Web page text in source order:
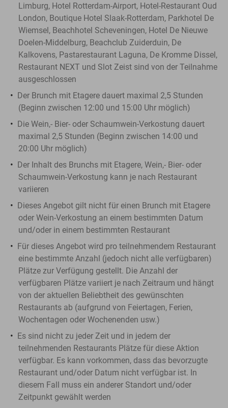
Limburg, Hotel Rotterdam-Airport, Hotel-Restaurant Oud
London, Boutique Hotel Slaak-Rotterdam, Parkhotel De
Wiemsel, Beachhotel Scheveningen, Hotel De Nieuwe
Doelen-Middelburg, Beachclub Zuiderduin, De
Kalkovens, Pastarestaurant Laguna, De Kromme Dissel,
Restaurant NEXT und Slot Zeist sind von der Teilnahme
ausgeschlossen
Der ​Brunch mit Etagere dauert maximal 2,5 Stunden
(Beginn zwischen 12:00 und 15:00 Uhr möglich)
Die Wein,- Bier- oder Schaumwein-Verkostung dauert
maximal 2,5 Stunden (Beginn zwischen 14:00 und
20:00 Uhr möglich)
Der Inhalt des ​Brunchs mit Etagere, Wein,- Bier- oder
Schaumwein-Verkostung kann je nach Restaurant
variieren
Dieses Angebot gilt nicht für einen Brunch mit Etagere
oder Wein-Verkostung an einem bestimmten Datum
und/oder in einem bestimmten Restaurant
Für dieses Angebot wird pro teilnehmendem Restaurant
eine bestimmte Anzahl (jedoch nicht alle verfügbaren)
Plätze zur Verfügung gestellt. Die Anzahl der
verfügbaren Plätze variiert je nach Zeitraum und hängt
von der aktuellen Beliebtheit des gewünschten
Restaurants ab (aufgrund von Feiertagen, Ferien,
Wochentagen oder Wochenenden usw.)
Es sind nicht zu jeder Zeit und in jedem der
teilnehmenden Restaurants Plätze für diese Aktion
verfügbar. Es kann vorkommen, dass das bevorzugte
Restaurant und/oder Datum nicht verfügbar ist. In
diesem Fall muss ein anderer Standort und/oder
Zeitpunkt gewählt werden